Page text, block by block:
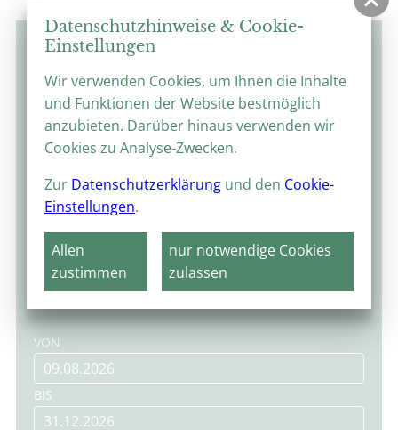
August 2026
MO DI MI DO FR SA SO
1
3
4 5 6
10
11 12 13 14 15
16
17
18
24
27 28 29
31
VON
BIS
Datenschutzhinweise & Cookie-
Einstellungen
Wir verwenden Cookies, um Ihnen die Inhalte
und Funktionen der Website bestmöglich
anzubieten. Darüber hinaus verwenden wir
Cookies zu Analyse-Zwecken.
Zur Datenschutzerklärung und den Cookie-
Einstellungen.
Allen
zustimmen
nur notwendige Cookies
zulassen